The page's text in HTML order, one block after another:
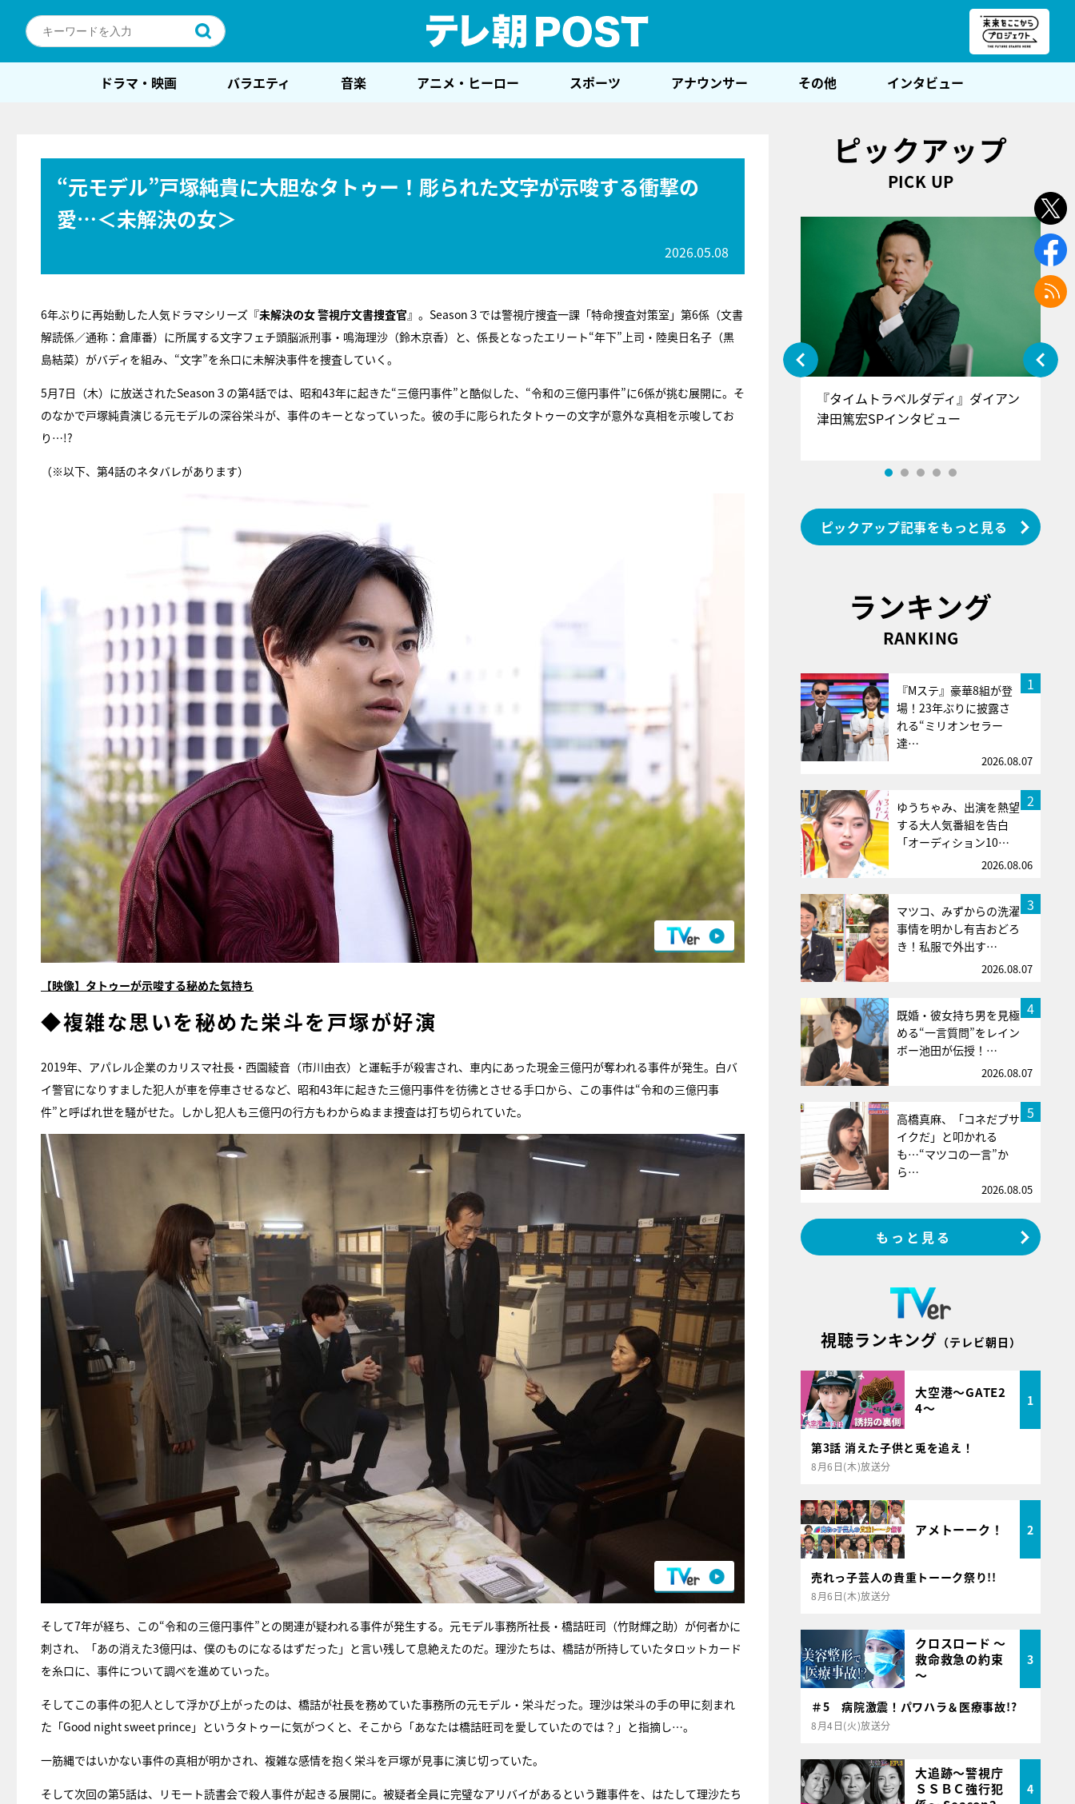
ドラマ・映画 バラエティ 音楽 アニメ・ヒーロー スポーツ アナウンサー その他 インタビュー
“元モデル”戸塚純貴に大胆なタトゥー！彫られた文字が示唆する衝撃の
愛…＜未解決の女＞
2026.05.08
6年ぶりに再始動した人気ドラマシリーズ『未解決の女 警視庁文書捜査官』。Season３では警視庁捜査一課「特命捜査対策室」第6係（文書
解読係／通称：倉庫番）に所属する文字フェチ頭脳派刑事・鳴海理沙（鈴木京香）と、係長となったエリート“年下”上司・陸奥日名子（黒
島結菜）がバディを組み、“文字”を糸口に未解決事件を捜査していく。
5月7日（木）に放送されたSeason３の第4話では、昭和43年に起きた“三億円事件”と酷似した、“令和の三億円事件”に6係が挑む展開に。そ
のなかで戸塚純貴演じる元モデルの深谷栄斗が、事件のキーとなっていった。彼の手に彫られたタトゥーの文字が意外な真相を示唆してお
り…!?
（※以下、第4話のネタバレがあります）
【映像】タトゥーが示唆する秘めた気持ち
◆複雑な思いを秘めた栄斗を戸塚が好演
2019年、アパレル企業のカリスマ社長・西園綾音（市川由衣）と運転手が殺害され、車内にあった現金三億円が奪われる事件が発生。白バ
イ警官になりすました犯人が車を停車させるなど、昭和43年に起きた三億円事件を彷彿とさせる手口から、この事件は“令和の三億円事
件”と呼ばれ世を騒がせた。しかし犯人も三億円の行方もわからぬまま捜査は打ち切られていた。
そして7年が経ち、この“令和の三億円事件”との関連が疑われる事件が発生する。元モデル事務所社長・橋詰旺司（竹財輝之助）が何者かに
刺され、「あの消えた3億円は、僕のものになるはずだった」と言い残して息絶えたのだ。理沙たちは、橋詰が所持していたタロットカード
を糸口に、事件について調べを進めていった。
そしてこの事件の犯人として浮かび上がったのは、橋詰が社長を務めていた事務所の元モデル・栄斗だった。理沙は栄斗の手の甲に刻まれ
た「Good night sweet prince」というタトゥーに気がつくと、そこから「あなたは橋詰旺司を愛していたのでは？」と指摘し…。
一筋縄ではいかない事件の真相が明かされ、複雑な感情を抱く栄斗を戸塚が見事に演じ切っていた。
そして次回の第5話は、リモート読書会で殺人事件が起きる展開に。被疑者全員に完璧なアリバイがあるという難事件を、はたして理沙たち
ピックアップ
PICK UP
『アイ＝ラブ！げーみんぐ』＝LOV
E齋藤樹愛羅＆佐々木舞香SPインタ
『タイムトラベルダディ』ダイアン
津田篤宏SPインタビュー
ピックアップ記事をもっと見る
ランキング
RANKING
1
『Mステ』豪華8組が登
場！23年ぶりに披露さ
れる“ミリオンセラー
達…
2026.08.07
2
ゆうちゃみ、出演を熱望
する大人気番組を告白
「オーディション10…
2026.08.06
3
マツコ、みずからの洗濯
事情を明かし有吉おどろ
き！私服で外出す…
2026.08.07
4
既婚・彼女持ち男を見極
める“一言質問”をレイン
ボー池田が伝授！…
2026.08.07
5
高橋真麻、「コネだブサ
イクだ」と叩かれる
も…“マツコの一言”か
ら…
2026.08.05
もっと見る
視聴ランキング （テレビ朝日）
大空港～GATE2
4～
1
第3話 消えた子供と兎を追え！
8月6日(木)放送分
アメトーーク！ 2
売れっ子芸人の貴重トーーク祭り!!
8月6日(木)放送分
クロスロード ～
救命救急の約束
～
3
＃5 病院激震！パワハラ＆医療事故!?
8月4日(火)放送分
大追跡～警視庁
ＳＳＢＣ強行犯
4